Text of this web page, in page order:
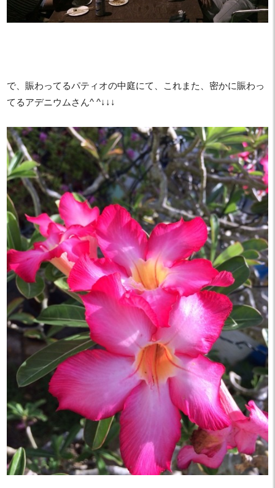
で、賑わってるパティオの中庭にて、これまた、密かに賑わっ
てるアデニウムさん^ ^↓↓↓